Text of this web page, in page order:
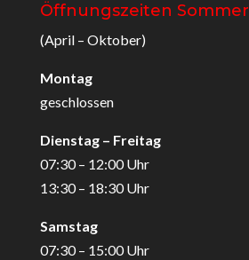
Öffnungszeiten Sommer
(April – Oktober)
Montag
geschlossen
Dienstag – Freitag
07:30 – 12:00 Uhr
13:30 – 18:30 Uhr
Samstag
07:30 – 15:00 Uhr